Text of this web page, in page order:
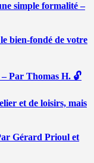
simple formalité –
bien-fondé de votre
Par Thomas H. 🔓
et de loisirs, mais
Gérard Prioul et